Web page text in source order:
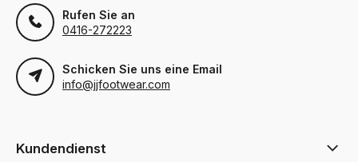
Rufen Sie an
0416-272223
Schicken Sie uns eine Email
info@jjfootwear.com
Kundendienst